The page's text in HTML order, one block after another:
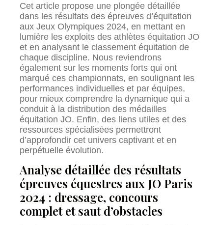
Cet article propose une plongée détaillée
dans les résultats des épreuves d’équitation
aux Jeux Olympiques 2024, en mettant en
lumière les exploits des athlètes équitation JO
et en analysant le classement équitation de
chaque discipline. Nous reviendrons
également sur les moments forts qui ont
marqué ces championnats, en soulignant les
performances individuelles et par équipes,
pour mieux comprendre la dynamique qui a
conduit à la distribution des médailles
équitation JO. Enfin, des liens utiles et des
ressources spécialisées permettront
d’approfondir cet univers captivant et en
perpétuelle évolution.
Analyse détaillée des résultats
épreuves équestres aux JO Paris
2024 : dressage, concours
complet et saut d’obstacles